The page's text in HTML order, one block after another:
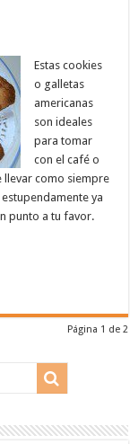
Estas cookies
o galletas
americanas
son ideales
para tomar
con el café o
llevar como siempre
ya
punto a tu favor.
Página 1 de 2